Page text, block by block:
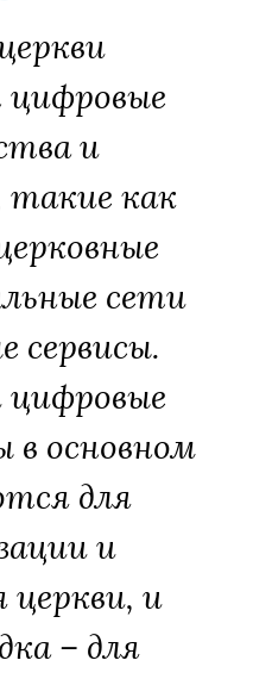
и
как
сети
сервисы.
основном
для
и
и
– для